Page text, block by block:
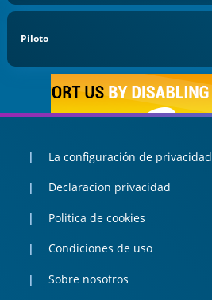
Piloto
La configuración de privacidad
Declaracion privacidad
Politica de cookies
Condiciones de uso
Sobre nosotros